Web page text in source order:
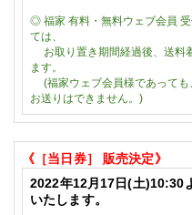
◎ 福家 有料・無料ウェブ会員
ては、
お取り置き期間経過後、送料
ます。
(福家ウェブ会員様であっても
お送りはできません。)
《［当日券］ 販売決定》
2022年12月17日(土)10:30
いたします。